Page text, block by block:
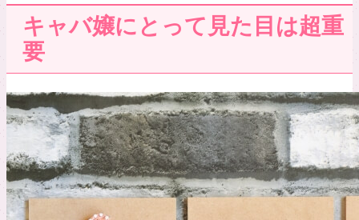
キャバ嬢にとって見た目は超重
要